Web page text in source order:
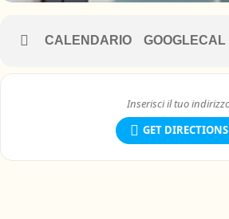
CALENDARIO GOOGLECAL
GET DIRECTIONS